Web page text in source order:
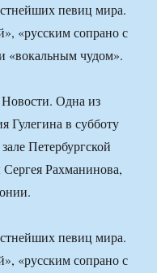
певиц мира.
«русским сопрано с
«вокальным чудом».
Одна из
Гулегина в субботу
Петербургской
Рахманинова,
певиц мира.
«русским сопрано с